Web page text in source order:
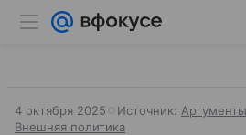
4 октября 2025 Источник:
Внешняя политика